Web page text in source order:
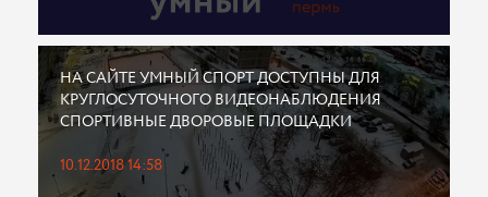
НА САЙТЕ УМНЫЙ СПОРТ ДОСТУПНЫ ДЛЯ
КРУГЛОСУТОЧНОГО ВИДЕОНАБЛЮДЕНИЯ
СПОРТИВНЫЕ ДВОРОВЫЕ ПЛОЩАДКИ
10.12.2018 14:58